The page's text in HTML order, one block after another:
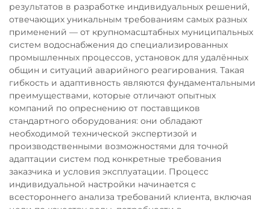
результатов в разработке индивидуальных решений,
отвечающих уникальным требованиям самых разных
применений — от крупномасштабных муниципальных
систем водоснабжения до специализированных
промышленных процессов, установок для удалённых
общин и ситуаций аварийного реагирования. Такая
гибкость и адаптивность являются фундаментальными
преимуществами, которые отличают опытных
компаний по опреснению от поставщиков
стандартного оборудования: они обладают
необходимой технической экспертизой и
производственными возможностями для точной
адаптации систем под конкретные требования
заказчика и условия эксплуатации. Процесс
индивидуальной настройки начинается с
всестороннего анализа требований клиента, включая